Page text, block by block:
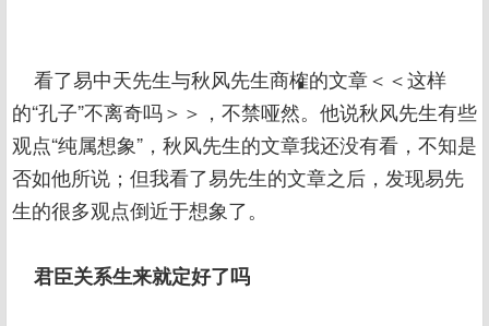
看了易中天先生与秋风先生商榷的文章＜＜这样
的“孔子”不离奇吗＞＞，不禁哑然。他说秋风先生有些
观点“纯属想象”，秋风先生的文章我还没有看，不知是
否如他所说；但我看了易先生的文章之后，发现易先
生的很多观点倒近于想象了。
君臣关系生来就定好了吗